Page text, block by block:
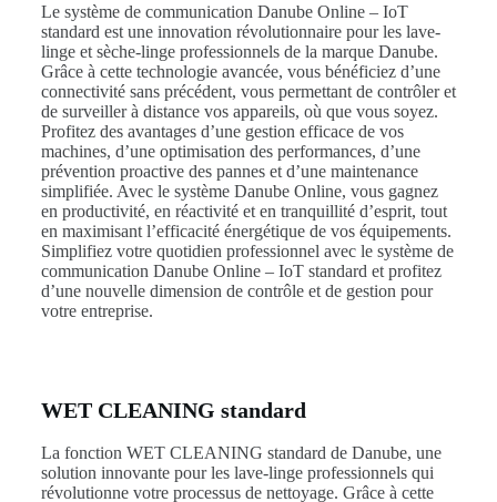
Le système de communication Danube Online – IoT
standard est une innovation révolutionnaire pour les lave-
linge et sèche-linge professionnels de la marque Danube.
Grâce à cette technologie avancée, vous bénéficiez d’une
connectivité sans précédent, vous permettant de contrôler et
de surveiller à distance vos appareils, où que vous soyez.
Profitez des avantages d’une gestion efficace de vos
machines, d’une optimisation des performances, d’une
prévention proactive des pannes et d’une maintenance
simplifiée. Avec le système Danube Online, vous gagnez
en productivité, en réactivité et en tranquillité d’esprit, tout
en maximisant l’efficacité énergétique de vos équipements.
Simplifiez votre quotidien professionnel avec le système de
communication Danube Online – IoT standard et profitez
d’une nouvelle dimension de contrôle et de gestion pour
votre entreprise.
WET CLEANING standard
La fonction WET CLEANING standard de Danube, une
solution innovante pour les lave-linge professionnels qui
révolutionne votre processus de nettoyage. Grâce à cette